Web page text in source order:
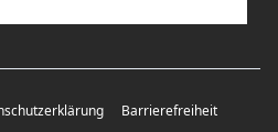
Barrierefreiheit